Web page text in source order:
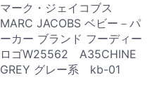
マーク・ジェイコブス
MARC JACOBS ベビー－パ
ーカー ブランド フーディー
ロゴW25562 A35CHINE
GREY グレー系 kb-01